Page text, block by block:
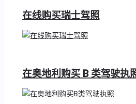
在线购买瑞士驾照
在奥地利购买 B 类驾驶执